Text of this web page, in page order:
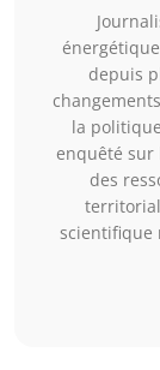
depuis
la
enquêté
des
scientifique